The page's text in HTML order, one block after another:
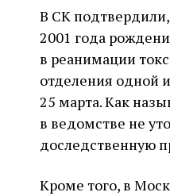
В СК
2001 года
в реанимации
отделения одной
25 марта. Как
в ведомстве не
доследственную
Кроме того, в